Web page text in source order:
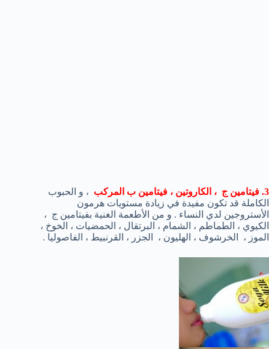
3. فيتامين ج ، الكاروتين ، فيتامين ب المركب
، و الحبوب
الكاملة قد تكون مفيدة في زيادة مستويات هرمون
الأستروجين لدي النساء . و من الأطعمة الغنية بفيتامين ج ،
الكيوي ، الطماطم ، الشمام ، البرتقال ، الحمضيات ، الخوخ ،
الموز ، الخرشوف ، الهليون ، الجزر ، القرنبيط ، الفاصوليا .